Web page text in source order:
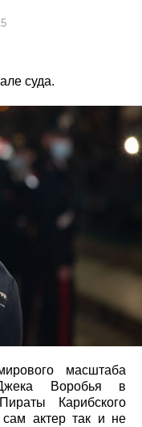
суда.
масштаба
Воробья в
Карибского
актер так и не